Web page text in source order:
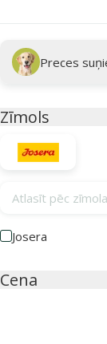
Apakškategorija
Preces
Parametriskais filtrs
Zīmols
Atlasīt pēc zīmola
Josera
Cena